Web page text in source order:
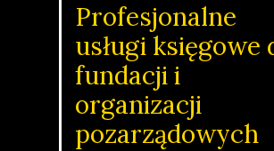
Profesjonalne
usługi księgowe
fundacji i
organizacji
pozarządowych